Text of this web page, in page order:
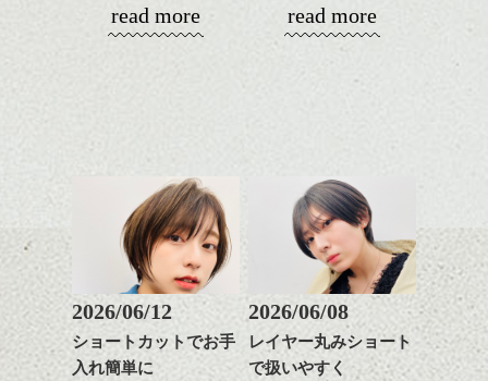
ミニボブ/抜け感ショート/バ
レイヤージュ/縮毛矯正
ヘアカラー/ハイライト/ダブ
ルカラー/髪質改善/TOKIOト
kyohei
バング長めのショートやボブスタイルは女
性感も良い感じに表現できます。
何となく思うのは、いい感じに力が抜けて
る、とか頑張り過ぎてない感じとか、
ちょっとした細かいところにセンスを感じ
させるようなイメージっていいですよね。
そんな人達が結構いたりします。
やっぱり高い美意識を持つのはとても大切
ですね。
いつも思う事なんですが、
やっぱりボブでお手入れ
しやすいスタイルだと毎
も出しやすくていろいろ
おすすめですね。
前髪もやや重めにカット
してラインを強調するの
もこれからは良い感じで
す、
目元が引き締まった印象
に。
read more
コンパクトなフォルムが
せてくれる効果もあり、
そんなショートカット。
軽めの前髪で透け感を演
出できるので、
この時期とてもおすすめ
ですよ。
read more
2026/06/12
ショートカットでお手
入れ簡単に
2026/06/08
レイヤー丸みショート
で扱いやすく